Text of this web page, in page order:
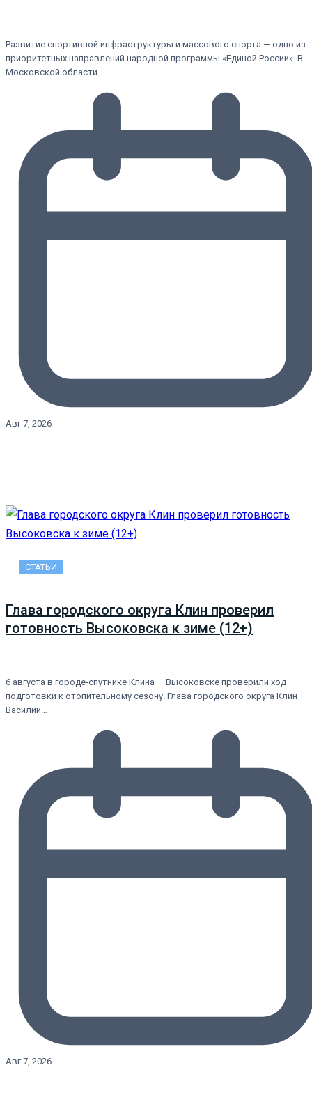
Развитие спортивной инфраструктуры и массового спорта — одно из
приоритетных направлений народной программы «Единой России». В
Московской области…
Авг 7, 2026
СТАТЬИ
Глава городского округа Клин проверил
готовность Высоковска к зиме (12+)
6 августа в городе-спутнике Клина — Высоковске проверили ход
подготовки к отопительному сезону. Глава городского округа Клин
Василий…
Авг 7, 2026